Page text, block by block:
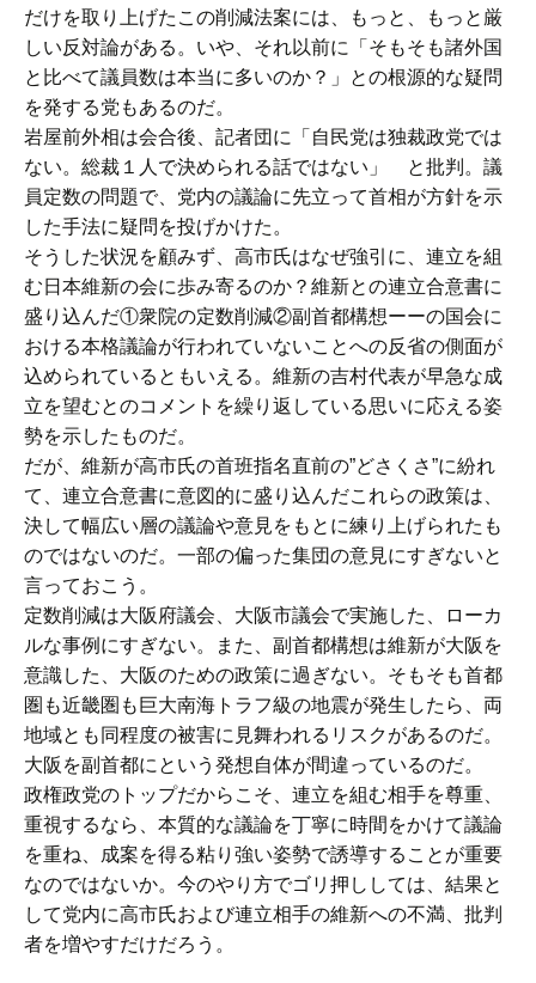
だけを取り上げたこの削減法案には、もっと、もっと厳
しい反対論がある。いや、それ以前に「そもそも諸外国
と比べて議員数は本当に多いのか？」との根源的な疑問
を発する党もあるのだ。
岩屋前外相は会合後、記者団に「自民党は独裁政党では
ない。総裁１人で決められる話ではない」 と批判。議
員定数の問題で、党内の議論に先立って首相が方針を示
した手法に疑問を投げかけた。
そうした状況を顧みず、高市氏はなぜ強引に、連立を組
む日本維新の会に歩み寄るのか？維新との連立合意書に
盛り込んだ①衆院の定数削減②副首都構想ーーの国会に
おける本格議論が行われていないことへの反省の側面が
込められているともいえる。維新の吉村代表が早急な成
立を望むとのコメントを繰り返している思いに応える姿
勢を示したものだ。
だが、維新が高市氏の首班指名直前の”どさくさ”に紛れ
て、連立合意書に意図的に盛り込んだこれらの政策は、
決して幅広い層の議論や意見をもとに練り上げられたも
のではないのだ。一部の偏った集団の意見にすぎないと
言っておこう。
定数削減は大阪府議会、大阪市議会で実施した、ローカ
ルな事例にすぎない。また、副首都構想は維新が大阪を
意識した、大阪のための政策に過ぎない。そもそも首都
圏も近畿圏も巨大南海トラフ級の地震が発生したら、両
地域とも同程度の被害に見舞われるリスクがあるのだ。
大阪を副首都にという発想自体が間違っているのだ。
政権政党のトップだからこそ、連立を組む相手を尊重、
重視するなら、本質的な議論を丁寧に時間をかけて議論
を重ね、成案を得る粘り強い姿勢で誘導することが重要
なのではないか。今のやり方でゴリ押ししては、結果と
して党内に高市氏および連立相手の維新への不満、批判
者を増やすだけだろう。